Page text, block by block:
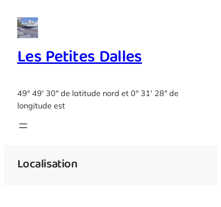
contenu
Les Petites Dalles
49° 49' 30" de latitude nord et 0° 31' 28" de
longitude est
Localisation